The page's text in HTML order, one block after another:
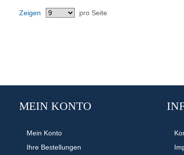
Zeigen pro Seite
MEIN KONTO
Mein Konto
Ihre Bestellungen